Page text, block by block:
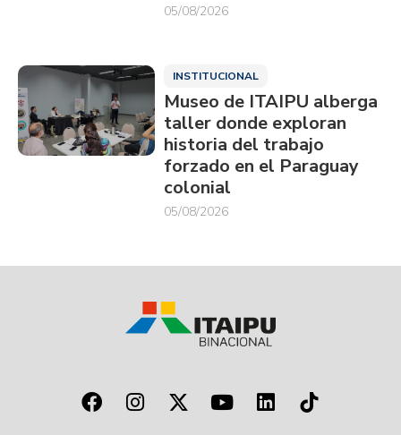
05/08/2026
INSTITUCIONAL
Museo de ITAIPU alberga
taller donde exploran
historia del trabajo
forzado en el Paraguay
colonial
05/08/2026